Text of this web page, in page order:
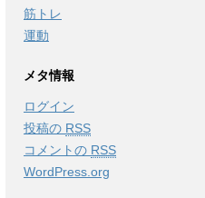
筋トレ
運動
メタ情報
ログイン
投稿の RSS
コメントの RSS
WordPress.org